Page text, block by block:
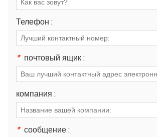
Телефон :
* почтовый ящик :
компания :
* сообщение :